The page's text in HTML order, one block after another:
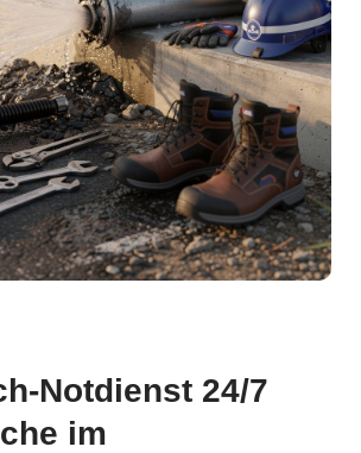
Notdienst 24/7
im